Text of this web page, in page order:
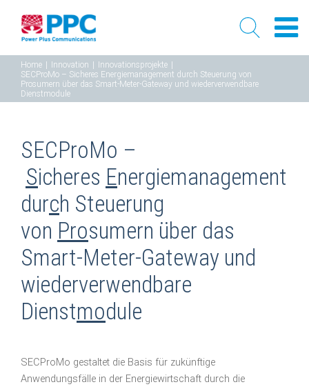
content
Home Innovation Innovationsprojekte
SECProMo – Sicheres Energiemanagement durch Steuerung von
Prosumern über das Smart-Meter-Gateway und wiederverwendbare
Dienstmodule
SECProMo –
Sicheres Energiemanagement
durch Steuerung
von Prosumern über das
Smart-Meter-Gateway und
wiederverwendbare
Dienstmodule
SECProMo gestaltet die Basis für zukünftige
Anwendungsfälle in der Energiewirtschaft durch die